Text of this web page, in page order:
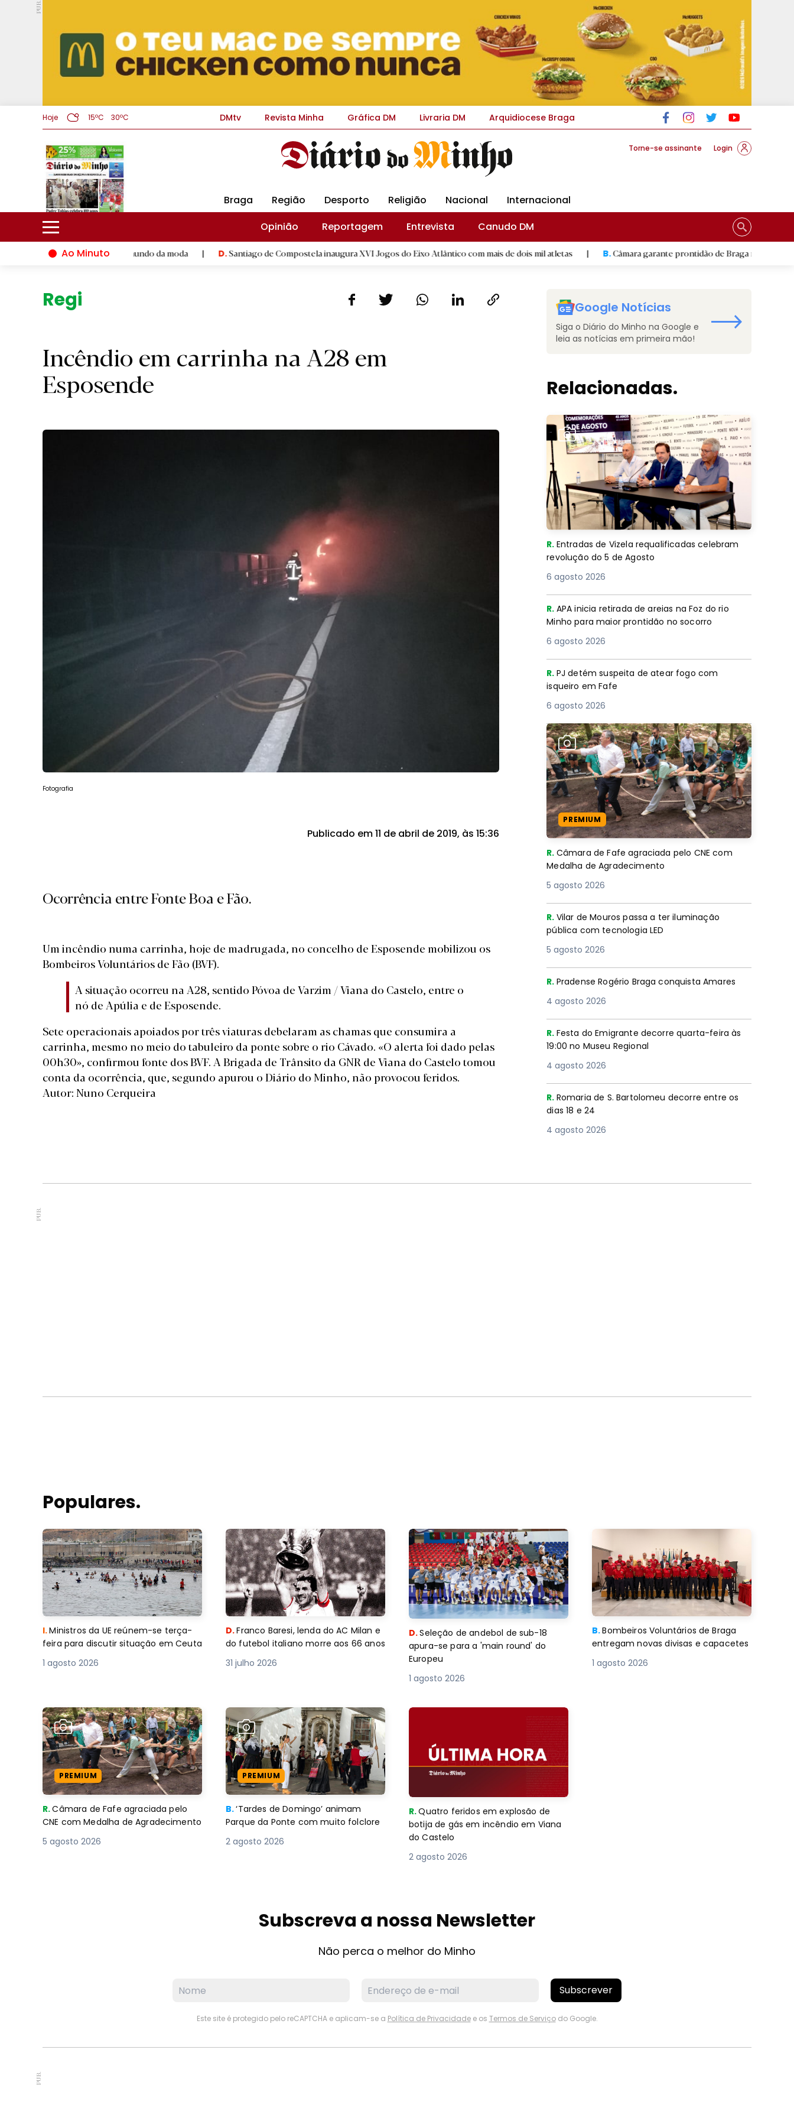
PUB.
Hoje 15ºC 30ºC DMtv Revista Minha Gráfica DM Livraria DM Arquidiocese Braga
Torne-se assinante Login
Braga Região Desporto Religião Nacional
Internacional
Opinião
Reportagem Entrevista
Canudo DM
Ao Minuto
e à inovação do mundo da moda | D.Santiago de Compostela inaugura XVI Jogos do Eixo Atlântico com mais de dois mil atletas | B.Câmara garante prontidão de Braga no resgate animal
Região.
Incêndio em carrinha na A28 em
Esposende
Fotografia
Publicado em 11 de abril de 2019, às 15:36
Ocorrência entre Fonte Boa e Fão.
Um incêndio numa carrinha, hoje de madrugada, no concelho de Esposende mobilizou os
Bombeiros Voluntários de Fão (BVF).
A situação ocorreu na A28, sentido Póvoa de Varzim / Viana do Castelo, entre o
nó de Apúlia e de Esposende.
Sete operacionais apoiados por três viaturas debelaram as chamas que consumira a
carrinha, mesmo no meio do tabuleiro da ponte sobre o rio Cávado. «O alerta foi dado pelas
00h30», confirmou fonte dos BVF. A Brigada de Trânsito da GNR de Viana do Castelo tomou
conta da ocorrência, que, segundo apurou o Diário do Minho, não provocou feridos.
Autor: Nuno Cerqueira
Google Notícias
Siga o Diário do Minho na Google e
leia as notícias em primeira mão!
Relacionadas.
R. Entradas de Vizela requalificadas celebram
revolução do 5 de Agosto
6 agosto 2026
R. APA inicia retirada de areias na Foz do rio
Minho para maior prontidão no socorro
6 agosto 2026
R. PJ detém suspeita de atear fogo com
isqueiro em Fafe
6 agosto 2026
PREMIUM
R. Câmara de Fafe agraciada pelo CNE com
Medalha de Agradecimento
5 agosto 2026
R. Vilar de Mouros passa a ter iluminação
pública com tecnologia LED
5 agosto 2026
R. Pradense Rogério Braga conquista Amares
4 agosto 2026
R. Festa do Emigrante decorre quarta-feira às
19:00 no Museu Regional
4 agosto 2026
R. Romaria de S. Bartolomeu decorre entre os
dias 18 e 24
4 agosto 2026
PUB.
Populares.
I.Ministros da UE reúnem-se terça-
feira para discutir situação em Ceuta
1 agosto 2026
D.Franco Baresi, lenda do AC Milan e
do futebol italiano morre aos 66 anos
31 julho 2026
D.Seleção de andebol de sub-18
apura-se para a 'main round' do
Europeu
1 agosto 2026
B.Bombeiros Voluntários de Braga
entregam novas divisas e capacetes
1 agosto 2026
PREMIUM
R.Câmara de Fafe agraciada pelo
CNE com Medalha de Agradecimento
5 agosto 2026
PREMIUM
B.‘Tardes de Domingo’ animam
Parque da Ponte com muito folclore
2 agosto 2026
R.Quatro feridos em explosão de
botija de gás em incêndio em Viana
do Castelo
2 agosto 2026
Subscreva a nossa Newsletter
Não perca o melhor do Minho
Subscrever
Este site é protegido pelo reCAPTCHA e aplicam-se a Política de Privacidadee os Termos de Serviçodo Google.
PUB.